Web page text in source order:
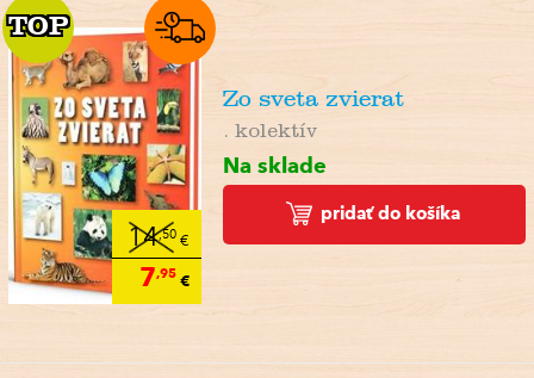
14,50€
7,95€
TOP
TOP
Zo sveta zvierat
. kolektív
Na sklade
pridať do košíka